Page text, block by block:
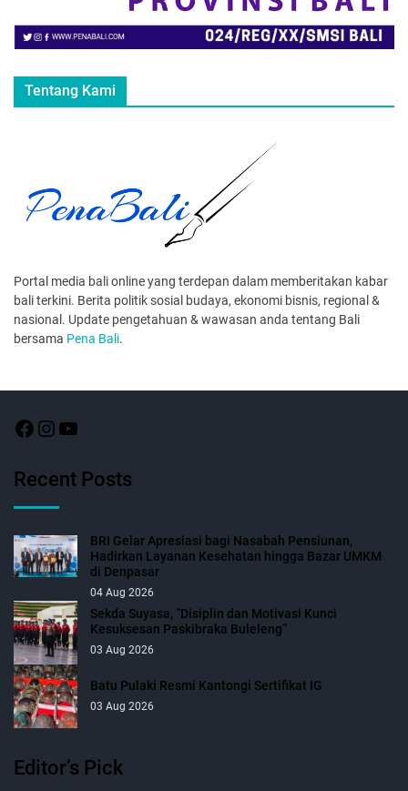
Tentang Kami
Portal media bali online yang terdepan dalam memberitakan kabar
bali terkini. Berita politik sosial budaya, ekonomi bisnis, regional &
nasional. Update pengetahuan & wawasan anda tentang Bali
bersama Pena Bali.
Recent Posts
BRI Gelar Apresiasi bagi Nasabah Pensiunan,
Hadirkan Layanan Kesehatan hingga Bazar UMKM
di Denpasar
04 Aug 2026
Sekda Suyasa, “Disiplin dan Motivasi Kunci
Kesuksesan Paskibraka Buleleng”
03 Aug 2026
Batu Pulaki Resmi Kantongi Sertifikat IG
03 Aug 2026
Editor’s Pick